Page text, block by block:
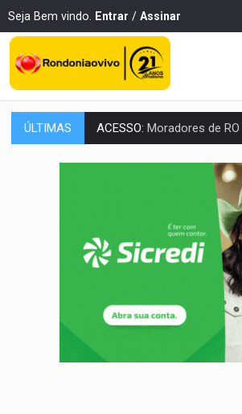
Seja Bem vindo. Entrar / Assinar
ÚLTIMAS CONEXÃO
COM EMENDAS:Sejucel destina
São Francisco do Guaporé
Rondônia supera
LUTO NA CULTURA:Boi Bumbá
URGENTE:Mototaxista e
:Recebeu intimação no celular?